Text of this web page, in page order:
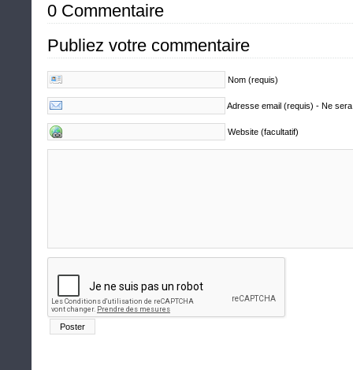
0 Commentaire
Publiez votre commentaire
Nom (requis)
Adresse email (requis) - Ne
Website (facultatif)